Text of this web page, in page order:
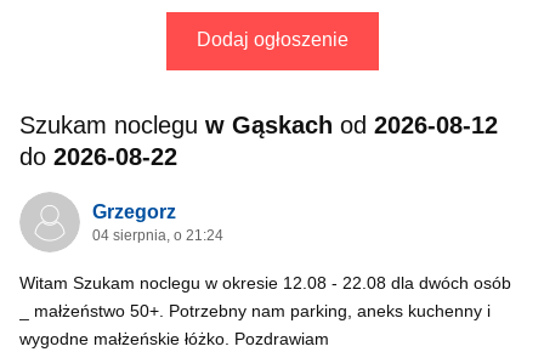
Dodaj ogłoszenie
Szukam noclegu w Gąskach od 2026-08-12
do 2026-08-22
Grzegorz
04 sierpnia, o 21:24
Witam Szukam noclegu w okresie 12.08 - 22.08 dla dwóch osób
_ małżeństwo 50+. Potrzebny nam parking, aneks kuchenny i
wygodne małżeńskie łóżko. Pozdrawiam